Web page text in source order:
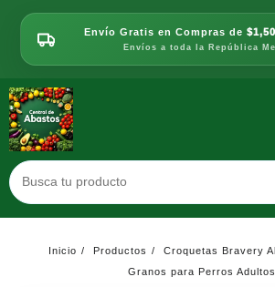
contenido
Envío Gratis en Compras de
Envíos a toda la República
Inicio Productos
Croquetas Bravery
Granos para Perros